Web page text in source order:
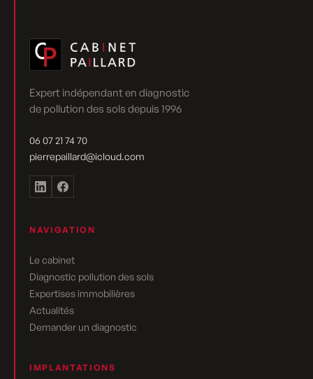
Expert indépendant en diagnostic
de pollution des sols depuis 1996
06 07 21 74 70
pierrepaillard@icloud.com
NAVIGATION
Le cabinet
Diagnostic pollution des sols
Expertises immobilières
Actualités
Demander un diagnostic
IMPLANTATIONS